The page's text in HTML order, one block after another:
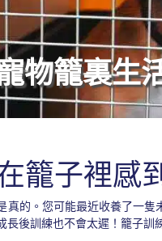
物籠裏生
籠子裡感
真的。您可能最近收養了一
後訓練也不會太遲！籠子訓